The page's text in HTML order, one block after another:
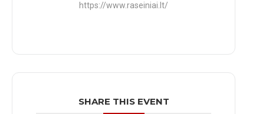
https://www.raseiniai.lt/
SHARE THIS EVENT